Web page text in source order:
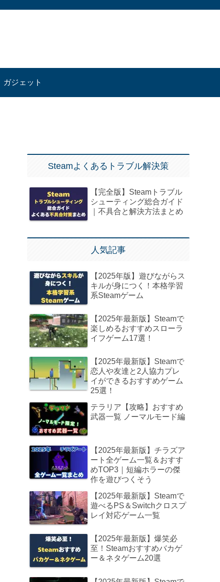
ガジェット
Steamよくあるトラブル解決策
【完全版】Steamトラブル
シューティング総合ガイド
｜不具合と解決方法まとめ
人気記事
【2025年版】遊びながらス
キルが身につく！本格学習
系Steamゲーム
【2025年最新版】Steamで
楽しめるおすすめスローラ
イフゲーム17選！
【2025年最新版】Steamで
恋人や友達と2人協力プレ
イができるおすすめゲーム
25選！
テラリア【攻略】おすすめ
武器一覧 ノーマルモード編
【2025年最新版】チラズア
ート全ゲーム一覧＆おすす
めTOP3｜短編ホラーの傑
作を遊びつくそう
【2025年最新版】Steamで
遊べるPS＆Switchクロスプ
レイ対応ゲーム一覧
【2025年最新版】爆笑必
至！Steamおすすめバカゲ
ー＆ネタゲーム20選